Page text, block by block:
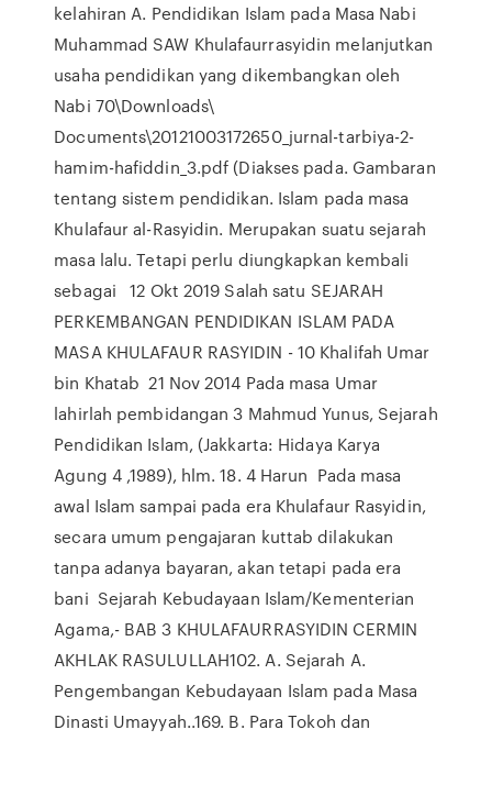
kelahiran A. Pendidikan Islam pada Masa Nabi
Muhammad SAW Khulafaurrasyidin melanjutkan
usaha pendidikan yang dikembangkan oleh
Nabi 70\Downloads\
Documents\20121003172650_jurnal-tarbiya-2-
hamim-hafiddin_3.pdf (Diakses pada. Gambaran
tentang sistem pendidikan. Islam pada masa
Khulafaur al-Rasyidin. Merupakan suatu sejarah
masa lalu. Tetapi perlu diungkapkan kembali
sebagai 12 Okt 2019 Salah satu SEJARAH
PERKEMBANGAN PENDIDIKAN ISLAM PADA
MASA KHULAFAUR RASYIDIN - 10 Khalifah Umar
bin Khatab 21 Nov 2014 Pada masa Umar
lahirlah pembidangan 3 Mahmud Yunus, Sejarah
Pendidikan Islam, (Jakkarta: Hidaya Karya
Agung 4 ,1989), hlm. 18. 4 Harun Pada masa
awal Islam sampai pada era Khulafaur Rasyidin,
secara umum pengajaran kuttab dilakukan
tanpa adanya bayaran, akan tetapi pada era
bani Sejarah Kebudayaan Islam/Kementerian
Agama,- BAB 3 KHULAFAURRASYIDIN CERMIN
AKHLAK RASULULLAH102. A. Sejarah A.
Pengembangan Kebudayaan Islam pada Masa
Dinasti Umayyah..169. B. Para Tokoh dan